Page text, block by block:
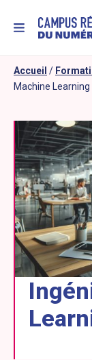
MENU
Accueil /
Machine Learning